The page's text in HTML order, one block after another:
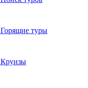
Горящие туры
Круизы